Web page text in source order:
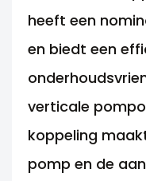
heeft een
en biedt een
verticale
koppeling
pomp en de